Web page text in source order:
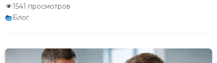
1541 просмотров
Блог